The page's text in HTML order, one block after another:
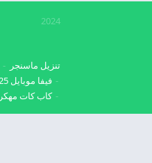
2024
تنزيل ماسنجر
فيفا موبايل 2025
كاب كات مهكر